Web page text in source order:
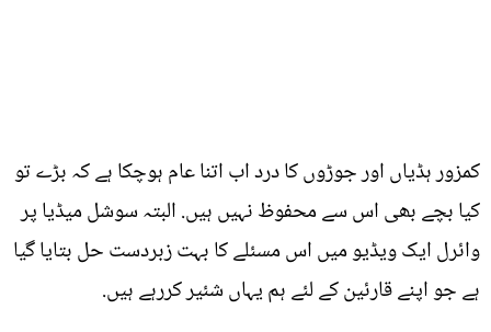
کمزور ہڈیاں اور جوڑوں کا درد اب اتنا عام ہوچکا ہے کہ بڑے تو
کیا بچے بھی اس سے محفوظ نہیں ہیں. البتہ سوشل میڈیا پر
وائرل ایک ویڈیو میں اس مسئلے کا بہت زبردست حل بتایا گیا
ہے جو اپنے قارئین کے لئے ہم یہاں شئیر کررہے ہیں.